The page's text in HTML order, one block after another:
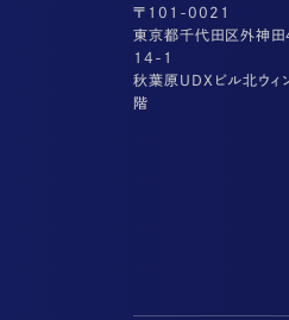
〒101-0021
東京都千代田区外神
14-1
秋葉原UDXビル北ウィ
階